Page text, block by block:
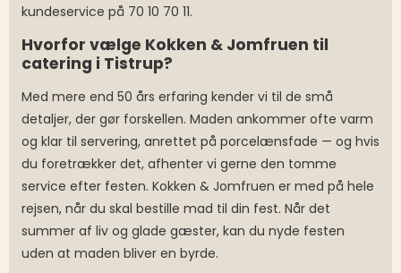
kundeservice på 70 10 70 11.
Hvorfor vælge Kokken & Jomfruen til
catering i Tistrup?
Med mere end 50 års erfaring kender vi til de små
detaljer, der gør forskellen. Maden ankommer ofte varm
og klar til servering, anrettet på porcelænsfade — og hvis
du foretrækker det, afhenter vi gerne den tomme
service efter festen. Kokken & Jomfruen er med på hele
rejsen, når du skal bestille mad til din fest. Når det
summer af liv og glade gæster, kan du nyde festen
uden at maden bliver en byrde.